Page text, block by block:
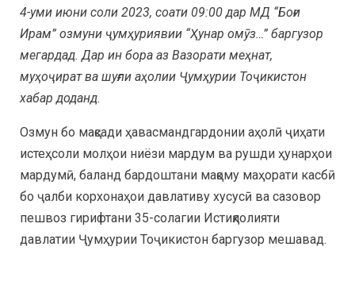
4-уми июни соли 2023, соати 09:00 дар МД “Боғи
Ирам” озмуни ҷумҳуриявии “Ҳунар омӯз…” баргузор
мегардад. Дар ин бора аз Вазорати меҳнат,
муҳоҷират ва шуғли аҳолии Ҷумҳурии Тоҷикистон
хабар доданд.
Озмун бо мақсади ҳавасмандгардонии аҳолӣ ҷиҳати
истеҳсоли молҳои ниёзи мардум ва рушди ҳунарҳои
мардумӣ, баланд бардоштани мақому маҳорати касбӣ
бо ҷалби корхонаҳои давлативу хусусӣ ва сазовор
пешвоз гирифтани 35-солагии Истиқлолияти
давлатии Ҷумҳурии Тоҷикистон баргузор мешавад.